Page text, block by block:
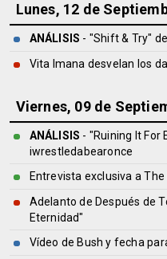
Lunes, 12 de
ANÁLISIS - "Shift & Try"
Vita Imana desvelan los
Viernes, 09 de
ANÁLISIS - "Ruining It For
iwrestledabearonce
Entrevista exclusiva a
Adelanto de Después de
Eternidad"
Vídeo de Bush y fecha